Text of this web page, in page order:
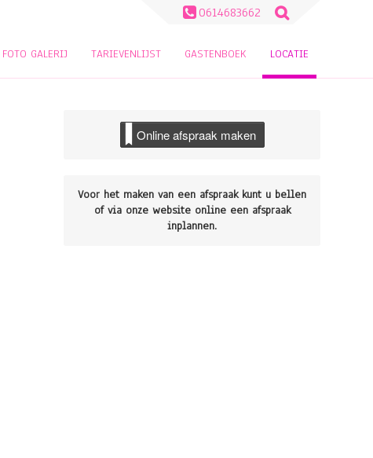
0614683662
Zoeken
naar:
FOTO GALERIJ TARIEVENLIJST GASTENBOEK LOCATIE
Online afspraak maken
Voor het maken van een afspraak kunt u bellen
of via onze website online een afspraak
inplannen.